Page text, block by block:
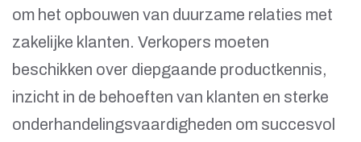
om het opbouwen van duurzame relaties met
zakelijke klanten. Verkopers moeten
beschikken over diepgaande productkennis,
inzicht in de behoeften van klanten en sterke
onderhandelingsvaardigheden om succesvol